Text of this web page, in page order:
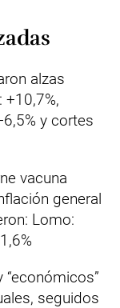
alzas
y cortes
vacuna
general
Lomo:
“económicos”
seguidos